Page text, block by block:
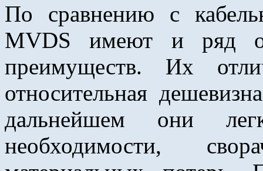
По сравнению с
MVDS имеют и ряд
преимуществ. Их
относительная
дальнейшем они
необходимости,